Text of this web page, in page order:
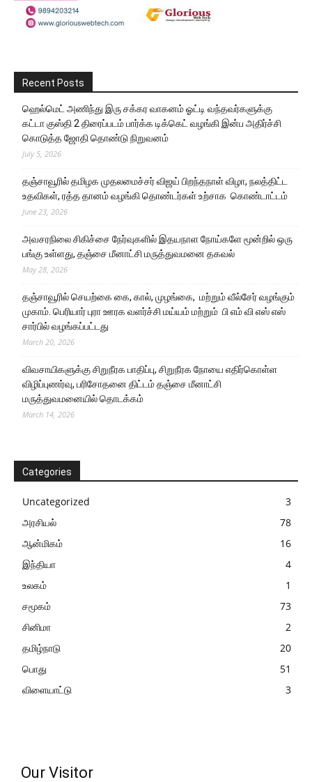
Recent Posts
ஹெல்மெட் அணிந்து இரு சக்கர வாகனம் ஓட்டி வந்தவர்களுக்கு
கட்டா குஸ்தி 2 திரைப்படம் பார்க்க டிக்கெட் வழங்கி இன்ப அதிர்ச்சி
கொடுத்த ஜோதி தொண்டு நிறுவனம்
July 5, 2026
தஞ்சாவூரில் தமிழக முதலமைச்சர் விஜய் பிறந்தநாள் விழா, நலத்திட்ட
உதவிகள், ரத்த தானம் வழங்கி தொண்டர்கள் உற்சாக கொண்டாட்டம்
June 23, 2026
அவசரநிலை சிகிச்சை நேர்வுகளில் இதயநாள நோய்களே மூன்றில் ஒரு
பங்கு உள்ளது, தஞ்சை மீனாட்சி மருத்துவமனை தகவல்
May 28, 2026
தஞ்சாவூரில் செயற்கை கை, கால், முழங்கை, மற்றும் வீல்சேர் வழங்கும்
முகாம். பெரியார் புரா ஊரக வளர்ச்சி மய்யம் மற்றும் பி எம் வி எஸ் எஸ்
சார்பில் வழங்கப்பட்டது
March 20, 2026
விவசாயிகளுக்கு சிறுநீரக பாதிப்பு, சிறுநீரக நோயை எதிர்கொள்ள
விழிப்புணர்வு, பரிசோதனை திட்டம் தஞ்சை மீனாட்சி
மருத்துவமனையில் தொடக்கம்
March 14, 2026
Categories
Uncategorized
3
அரசியல்
78
ஆன்மிகம்
16
இந்தியா
4
உலகம்
1
சமூகம்
73
சினிமா
2
தமிழ்நாடு
20
பொது
51
விளையாட்டு
3
Our Visitor